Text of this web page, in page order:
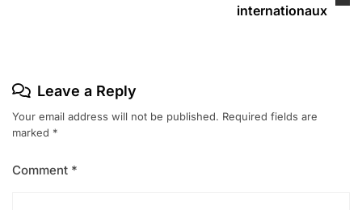
internationaux
Leave a Reply
Your email address will not be published. Required fields are
marked *
Comment *